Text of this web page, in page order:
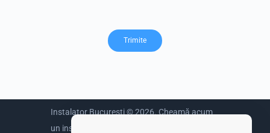
Instalator București © 2026. Cheamă acum
un instalator sanitar.